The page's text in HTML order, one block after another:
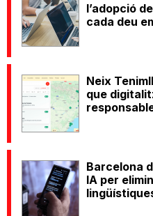
l’adopció
cada deu
Neix
que
Barcelona
IA per